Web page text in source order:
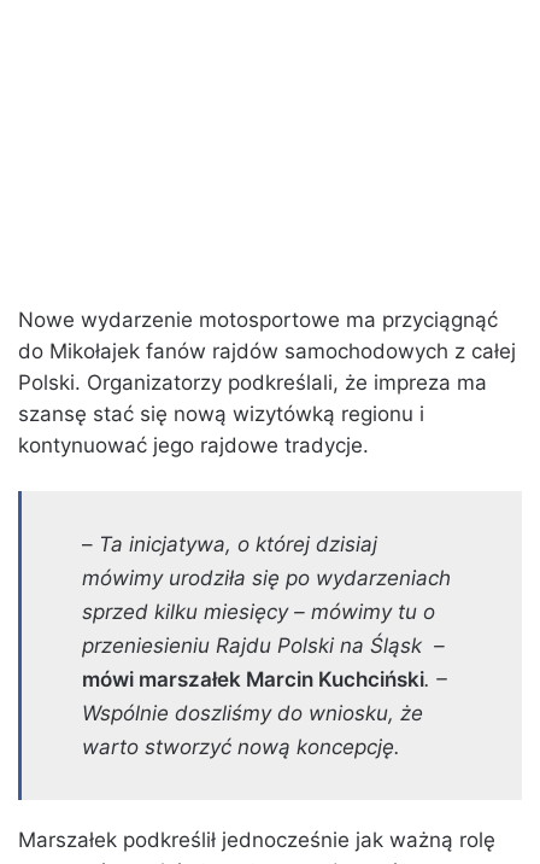
Nowe wydarzenie motosportowe ma przyciągnąć
do Mikołajek fanów rajdów samochodowych z całej
Polski. Organizatorzy podkreślali, że impreza ma
szansę stać się nową wizytówką regionu i
kontynuować jego rajdowe tradycje.
– Ta inicjatywa, o której dzisiaj
mówimy urodziła się po wydarzeniach
sprzed kilku miesięcy – mówimy tu o
przeniesieniu Rajdu Polski na Śląsk –
mówi marszałek Marcin Kuchciński. –
Wspólnie doszliśmy do wniosku, że
warto stworzyć nową koncepcję.
Marszałek podkreślił jednocześnie jak ważną rolę